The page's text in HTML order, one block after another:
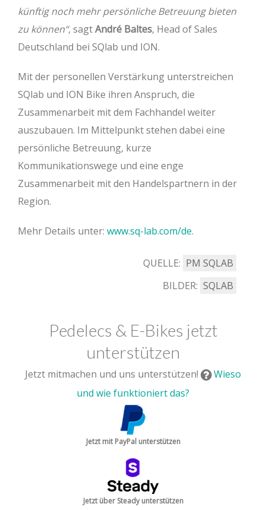
künftig noch mehr persönliche Betreuung bieten
zu können“, sagtAndré Baltes, Head of Sales
Deutschland bei SQlab und ION.
Mit der personellen Verstärkung unterstreichen
SQlab und ION Bike ihren Anspruch, die
Zusammenarbeit mit dem Fachhandel weiter
auszubauen. Im Mittelpunkt stehen dabei eine
persönliche Betreuung, kurze
Kommunikationswege und eine enge
Zusammenarbeit mit den Handelspartnern in der
Region.
Mehr Details unter: www.sq-lab.com/de.
QUELLE: PM SQLAB
BILDER: SQLAB
Pedelecs & E-Bikes jetzt
unterstützen
Jetzt mitmachen und uns unterstützen!
Wieso
und wie funktioniert das?
Jetzt mit PayPal unterstützen
Jetzt über Steady unterstützen